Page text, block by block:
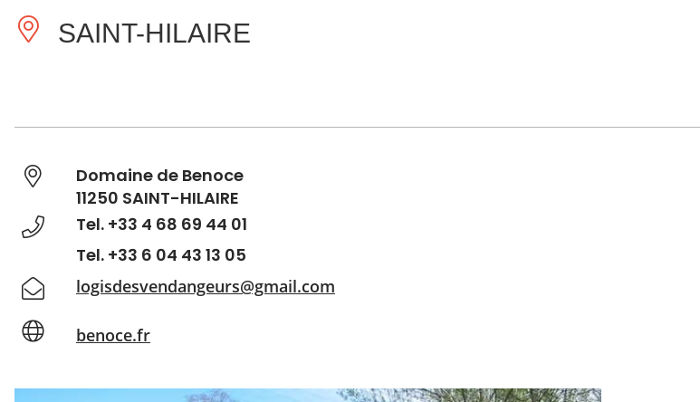
SAINT-HILAIRE
Domaine de Benoce
11250 SAINT-HILAIRE
Tel. +33 4 68 69 44 01
Tel. +33 6 04 43 13 05
logisdesvendangeurs@gmail.com
benoce.fr